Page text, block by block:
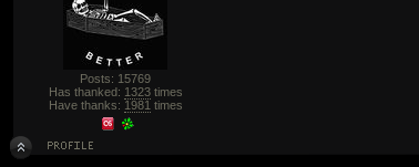
Posts: 15769
Has thanked: 1323times
Have thanks: 1981 times